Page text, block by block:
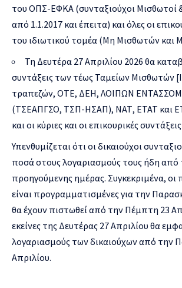
του ΟΠΣ-ΕΦΚΑ (συνταξιούχοι Μισθωτοί
από 1.1.2017 και έπειτα) και όλες οι
του ιδιωτικού τομέα (Μη Μισθωτών και
Τη Δευτέρα 27 Απριλίου 2026 θα
συντάξεις των τέως Ταμείων Μισθωτών
τραπεζών, ΟΤΕ, ΔΕΗ, ΛΟΙΠΩΝ
(ΤΣΕΑΠΓΣΟ, ΤΣΠ-ΗΣΑΠ), ΝΑΤ, ΕΤΑΤ και
και οι κύριες και οι επικουρικές
Υπενθυμίζεται ότι οι δικαιούχοι
ποσά στους λογαριασμούς τους ήδη
προηγούμενης ημέρας. Συγκεκριμένα,
είναι προγραμματισμένες για την
θα έχουν πιστωθεί από την Πέμπτη 23
εκείνες της Δευτέρας 27 Απριλίου θα
λογαριασμούς των δικαιούχων από την
Απριλίου.